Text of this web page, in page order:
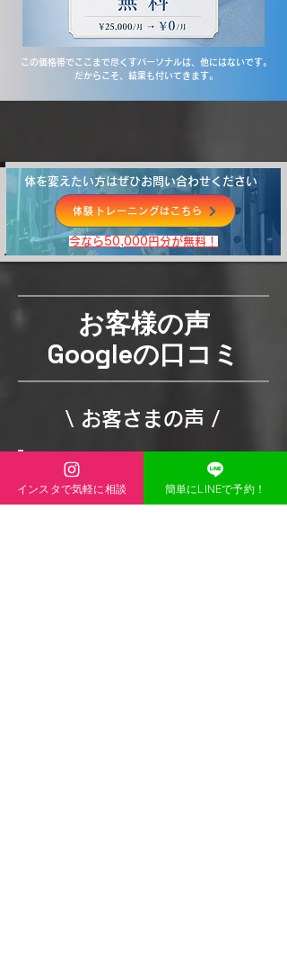
この価格帯でここまで尽くすパーソナルは、他にはないです。
だからこそ、結果も付いてきます。
​今なら50,000円分が無料！
体験トレーニングはこちら
体を変えたい方はぜひお問い合わせください
お客様の声
Googleの口コミ
\ お客さまの声 /
インスタで気軽に相談 簡単にLINEで予約！